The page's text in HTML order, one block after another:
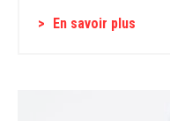
En savoir plus